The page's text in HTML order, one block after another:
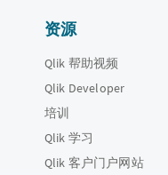
资源
Qlik 帮助视频
Qlik Developer
培训
Qlik 学习
Qlik 客户门户网站